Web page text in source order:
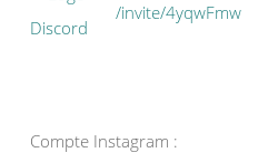
/invite/4yqwFmw
Compte Instagram :